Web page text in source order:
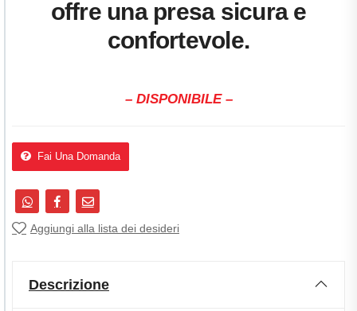
offre una presa sicura e
confortevole.
– DISPONIBILE –
Fai Una Domanda
Aggiungi alla lista dei desideri
Descrizione